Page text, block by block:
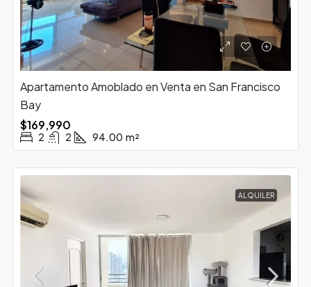
Apartamento Amoblado en Venta en San Francisco
Bay
$169,990
2 2 94.00 m²
ALQUILER